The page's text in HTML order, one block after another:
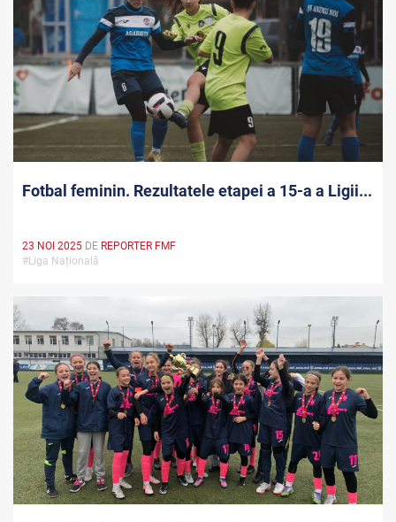
Fotbal feminin. Rezultatele etapei a 15-a a Ligii...
23 NOI 2025 DE REPORTER FMF
#Liga Națională